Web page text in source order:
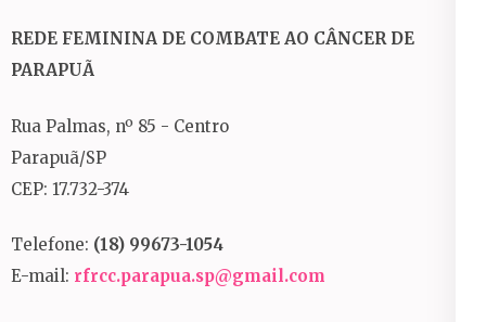
REDE FEMININA DE COMBATE AO CÂNCER DE
PARAPUÃ
Rua Palmas, nº 85 - Centro
Parapuã/SP
CEP: 17.732-374
Telefone: (18) 99673-1054
E-mail: rfrcc.parapua.sp@gmail.com